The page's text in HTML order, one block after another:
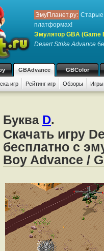
ЭмуПланет.ру: Старые
платформах!
Эмулятор GBA (Game
Desert Strike Advance
GBAdvance GBColor
игр Рейтинг игр Обзоры
Буква D.
Скачать игру
бесплатно с
Boy Advance /